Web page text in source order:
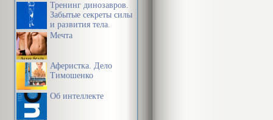
Тренинг динозавров.
Забытые секреты силы
и развития тела.
Мечта
Аферистка. Дело
Тимошенко
Об интеллекте